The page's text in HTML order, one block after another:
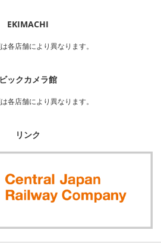
EKIMACHI
は各店舗により異なります。
ビックカメラ館
は各店舗により異なります。
リンク